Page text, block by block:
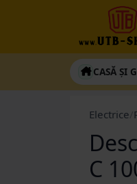
CASĂ ȘI
Electrice
C